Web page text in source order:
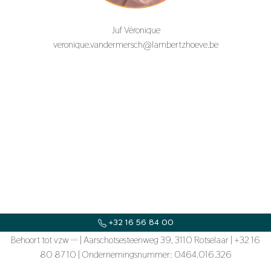
Juf Véronique
veronique.vandermersch@lambertzhoeve.be
+32 16 56 84 00
SECRETARIAAT@LAMBERTZHOEVE.BE
KOUTERSTRAAT 2, 3150 TILDONK
Behoort tot vzw
| Aarschotsesteenweg 39, 3110 Rotselaar | +32 16
80 87 10 | Ondernemingsnummer: 0464.016.326